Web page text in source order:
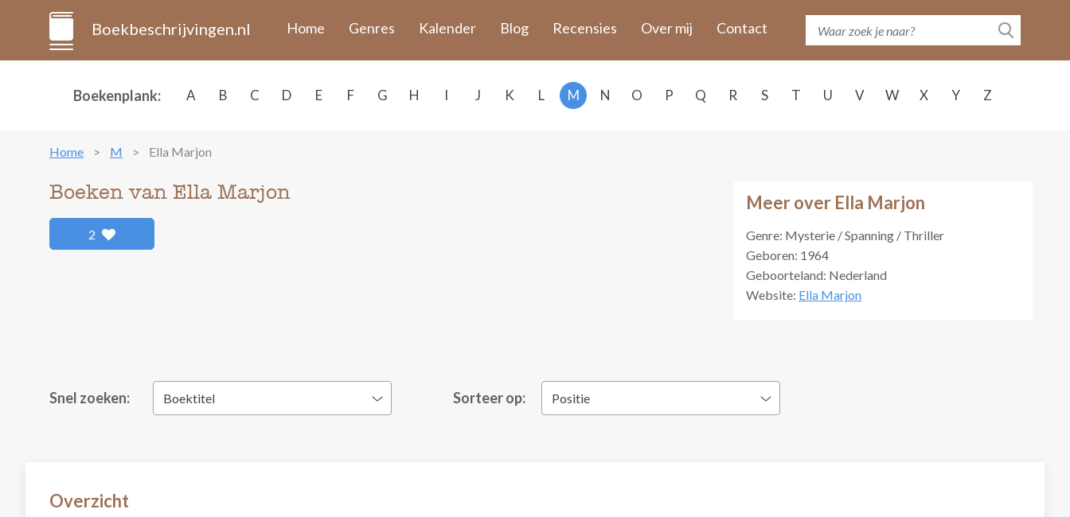
Boekbeschrijvingen.nl Home Genres Kalender Blog Recensies Over mij Contact
Boekenplank: A B C D E F G H I J K L M N O P Q R S T U V W X Y Z
Home M Ella Marjon
Meer over Ella Marjon
Genre: Mysterie / Spanning / Thriller
Geboren: 1964
Geboorteland: Nederland
Website: Ella Marjon
Boeken van Ella Marjon
2
Snel zoeken: Boektitel Sorteer op: Positie
Overzicht